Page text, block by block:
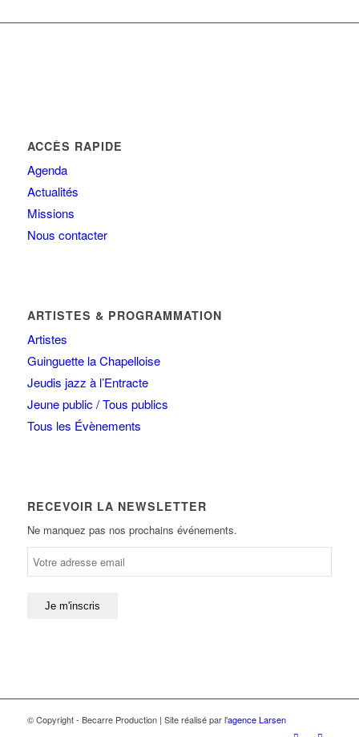
ACCÈS RAPIDE
Agenda
Actualités
Missions
Nous contacter
ARTISTES & PROGRAMMATION
Artistes
Guinguette la Chapelloise
Jeudis jazz à l’Entracte
Jeune public / Tous publics
Tous les Évènements
RECEVOIR LA NEWSLETTER
Ne manquez pas nos prochains événements.
© Copyright - Becarre Production | Site réalisé par l'agence Larsen